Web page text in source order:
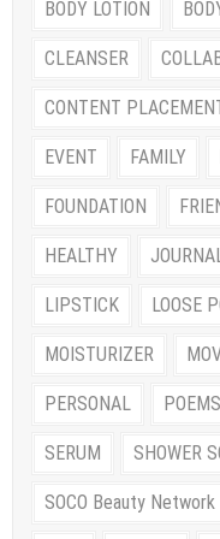
BODY LOTION
CLEANSER
CONTENT
EVENT FAMILY
FOUNDATION
HEALTHY
LIPSTICK LOOSE
MOISTURIZER
PERSONAL POEMS
SERUM SHOWER
SOCO Beauty Network